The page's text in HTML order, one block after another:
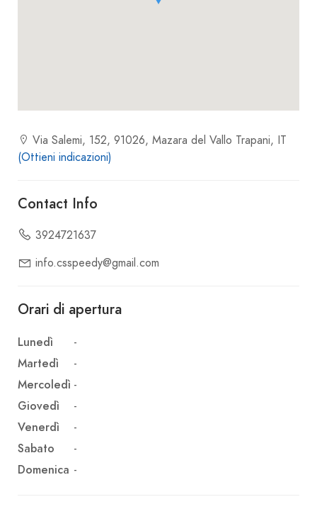
Via Salemi, 152, 91026, Mazara del Vallo Trapani, IT
(Ottieni indicazioni)
Contact Info
3924721637
info.csspeedy@gmail.com
Orari di apertura
Lunedì
-
Martedì
-
Mercoledì -
Giovedì
-
Venerdì
-
Sabato
-
Domenica -